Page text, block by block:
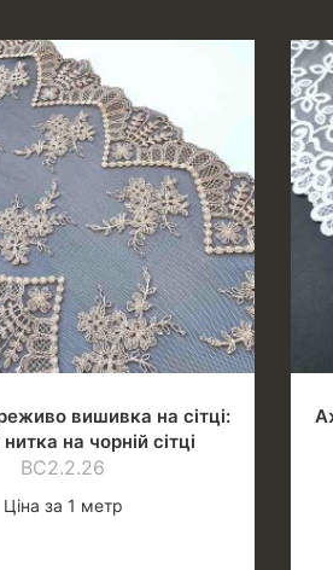
вишивка на сітці:
на чорній сітці
ВС2.2.26
Ціна за 1 метр